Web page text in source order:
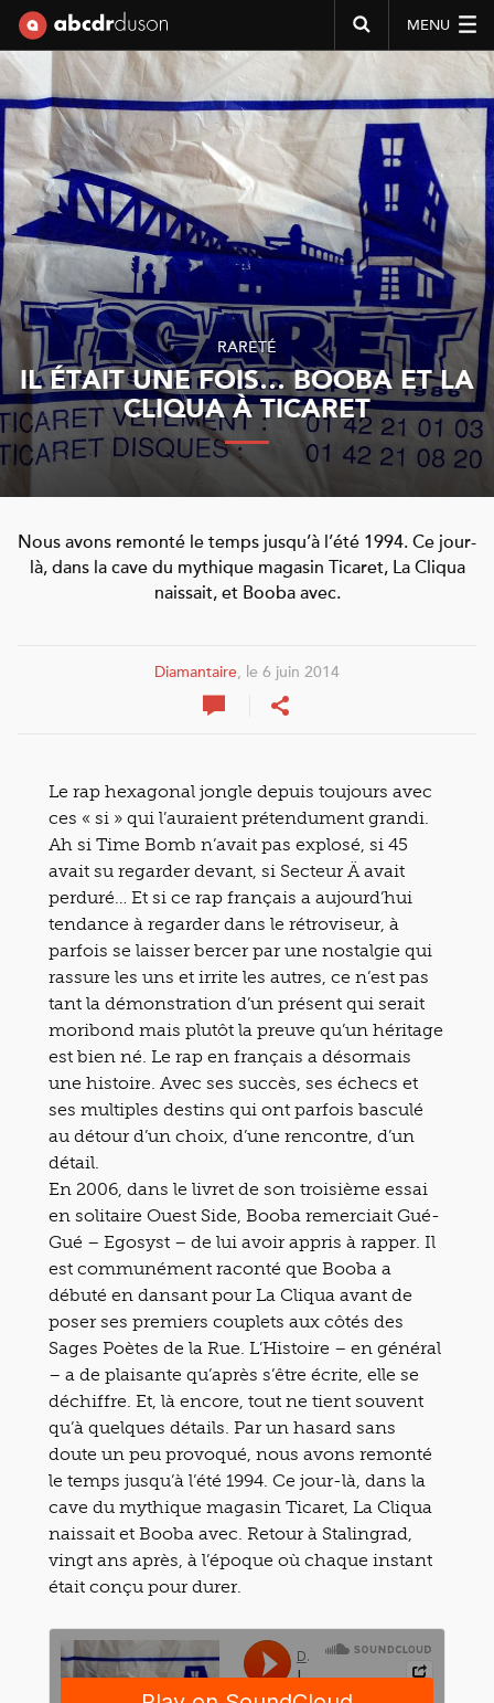
MENU
Abcdr du Son
RARETÉ
IL ÉTAIT UNE FOIS… BOOBA ET LA
CLIQUA À TICARET
Nous avons remonté le temps jusqu’à l’été 1994. Ce jour-
là, dans la cave du mythique magasin Ticaret, La Cliqua
naissait, et Booba avec.
Diamantaire, le 6 juin 2014
Le rap hexagonal jongle depuis toujours avec
ces « si » qui l’auraient prétendument grandi.
Ah si Time Bomb n’avait pas explosé, si 45
avait su regarder devant, si Secteur Ä avait
perduré… Et si ce rap français a aujourd’hui
tendance à regarder dans le rétroviseur, à
parfois se laisser bercer par une nostalgie qui
rassure les uns et irrite les autres, ce n’est pas
tant la démonstration d’un présent qui serait
moribond mais plutôt la preuve qu’un héritage
est bien né. Le rap en français a désormais
une histoire. Avec ses succès, ses échecs et
ses multiples destins qui ont parfois basculé
au détour d’un choix, d’une rencontre, d’un
détail.
En 2006, dans le livret de son troisième essai
en solitaire Ouest Side, Booba remerciait Gué-
Gué – Egosyst – de lui avoir appris à rapper. Il
est communément raconté que Booba a
débuté en dansant pour La Cliqua avant de
poser ses premiers couplets aux côtés des
Sages Poètes de la Rue. L’Histoire – en général
– a de plaisante qu’après s’être écrite, elle se
déchiffre. Et, là encore, tout ne tient souvent
qu’à quelques détails. Par un hasard sans
doute un peu provoqué, nous avons remonté
le temps jusqu’à l’été 1994. Ce jour-là, dans la
cave du mythique magasin Ticaret, La Cliqua
naissait et Booba avec. Retour à Stalingrad,
vingt ans après, à l’époque où chaque instant
était conçu pour durer.